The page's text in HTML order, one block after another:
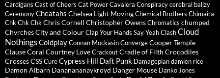
Cardigans Cast of Cheers Cat PowerCavalera Conspiracycerebral ballzy
CeremonyCheatahs Chelsea Light MovingChemical Brothers Chimaira
Chk Chk ChkChris Cornell Christopher OwensChromatics chumped
ChvrchesCity and ColourClap Your Hands Say YeahClashCloud
NothingsColdplayConnan MockasinConvergeCooper Temple
ClauseCoral Courtney LoveCrackoutCradle of Filth Crocodiles
CrossesCSSCureCypress Hill Daft Punk Damageplandamien rice
Damon Albarn Dananananaykroyd Danger Mouse Danko Jones